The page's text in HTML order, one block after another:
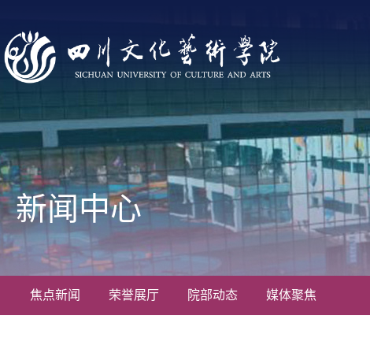
焦点新闻 荣誉展厅 院部动态 媒体聚焦
新闻中心